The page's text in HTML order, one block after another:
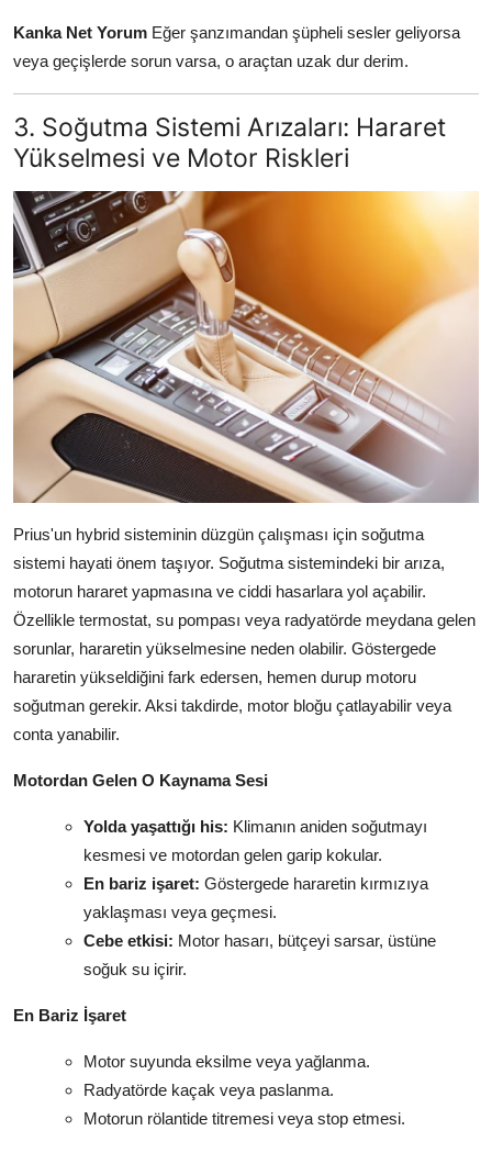
Kanka Net Yorum Eğer şanzımandan şüpheli sesler geliyorsa
veya geçişlerde sorun varsa, o araçtan uzak dur derim.
3. Soğutma Sistemi Arızaları: Hararet
Yükselmesi ve Motor Riskleri
Prius'un hybrid sisteminin düzgün çalışması için soğutma
sistemi hayati önem taşıyor. Soğutma sistemindeki bir arıza,
motorun hararet yapmasına ve ciddi hasarlara yol açabilir.
Özellikle termostat, su pompası veya radyatörde meydana gelen
sorunlar, hararetin yükselmesine neden olabilir. Göstergede
hararetin yükseldiğini fark edersen, hemen durup motoru
soğutman gerekir. Aksi takdirde, motor bloğu çatlayabilir veya
conta yanabilir.
Motordan Gelen O Kaynama Sesi
Yolda yaşattığı his: Klimanın aniden soğutmayı
kesmesi ve motordan gelen garip kokular.
En bariz işaret: Göstergede hararetin kırmızıya
yaklaşması veya geçmesi.
Cebe etkisi: Motor hasarı, bütçeyi sarsar, üstüne
soğuk su içirir.
En Bariz İşaret
Motor suyunda eksilme veya yağlanma.
Radyatörde kaçak veya paslanma.
Motorun rölantide titremesi veya stop etmesi.